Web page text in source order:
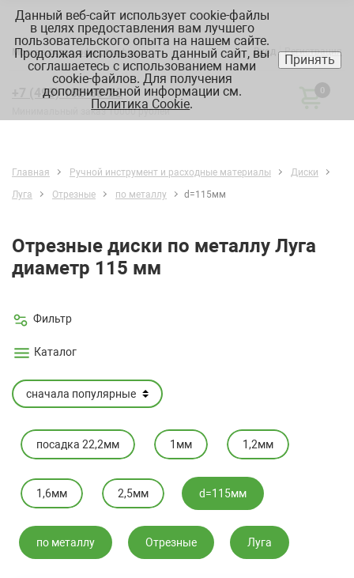
Вход Регистрация
Москва:склад, офис, график
+7 (495) 182-88-22
Минимальный заказ 10000 рублей
0
Главная Ручной инструмент и расходные материалы
Диски
Луга
Отрезные по металлу d=115мм
Отрезные диски по металлу Луга
диаметр 115 мм
Фильтр
Каталог
посадка 22,2мм 1мм 1,2мм
1,6мм 2,5мм d=115мм
по металлу Отрезные Луга
Данный веб-сайт использует cookie-файлы
в целях предоставления вам лучшего
пользовательского опыта на нашем сайте.
Продолжая использовать данный сайт, вы
соглашаетесь с использованием нами
cookie-файлов. Для получения
дополнительной информации см.
Политика Cookie.
Принять